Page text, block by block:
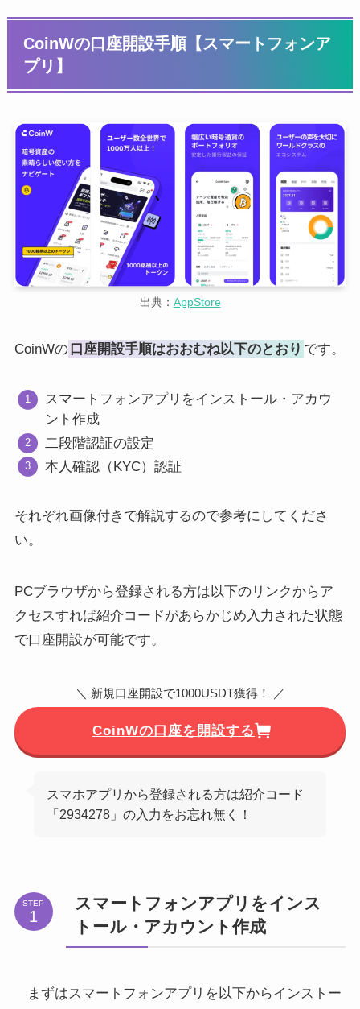
CoinWの口座開設手順【スマートフォンア
プリ】
出典： AppStore
CoinWの 口座開設手順はおおむね以下のとおり です。
スマートフォンアプリをインストール・アカウ
ント作成
二段階認証の設定
本人確認（KYC）認証
それぞれ画像付きで解説するので参考にしてくださ
い。
PCブラウザから登録される方は以下のリンクからア
クセスすれば紹介コードがあらかじめ入力された状態
で口座開設が可能です。
＼ 新規口座開設で1000USDT獲得！ ／
CoinWの口座を開設する
スマホアプリから登録される方は紹介コード
「2934278」の入力をお忘れ無く！
STEP
スマートフォンアプリをインス
トール・アカウント作成
まずはスマートフォンアプリを以下からインストー